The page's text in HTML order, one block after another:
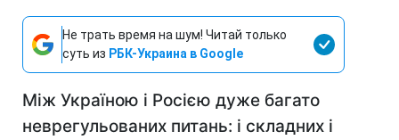
Не трать время на шум! Читай только
суть из РБК-Украина в Google
Між Україною і Росією дуже багато
неврегульованих питань: і складних і